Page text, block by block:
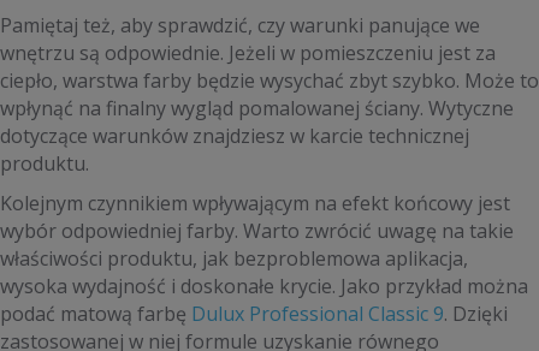
Pamiętaj też, aby sprawdzić, czy warunki panujące we
wnętrzu są odpowiednie. Jeżeli w pomieszczeniu jest za
ciepło, warstwa farby będzie wysychać zbyt szybko. Może to
wpłynąć na finalny wygląd pomalowanej ściany. Wytyczne
dotyczące warunków znajdziesz w karcie technicznej
produktu.
Kolejnym czynnikiem wpływającym na efekt końcowy jest
wybór odpowiedniej farby. Warto zwrócić uwagę na takie
właściwości produktu, jak bezproblemowa aplikacja,
wysoka wydajność i doskonałe krycie. Jako przykład można
podać matową farbę Dulux Professional Classic 9. Dzięki
zastosowanej w niej formule uzyskanie równego